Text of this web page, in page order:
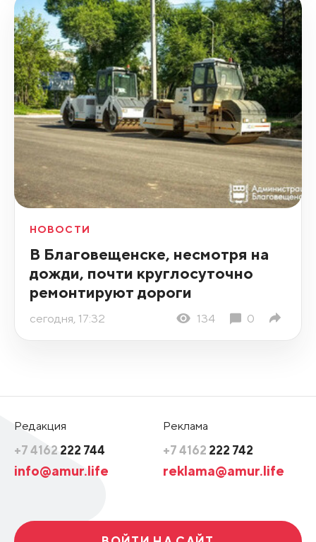
НОВОСТИ
В Благовещенске, несмотря на
дожди, почти круглосуточно
ремонтируют дороги
сегодня, 17:32 134 0
Редакция
+7 4162 222 744
info@amur.life
Реклама
+7 4162 222 742
reklama@amur.life